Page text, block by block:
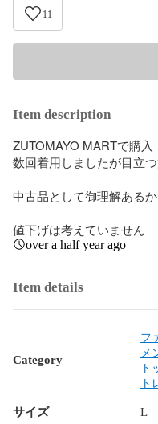
11
Item description
ZUTOMAYO MARTで購入
数回着用しましたが目立
中古品として御理解ある
値下げは考えていません
over a half year ago
Item details
Category
フ
メ
ト
ト
サイズ L